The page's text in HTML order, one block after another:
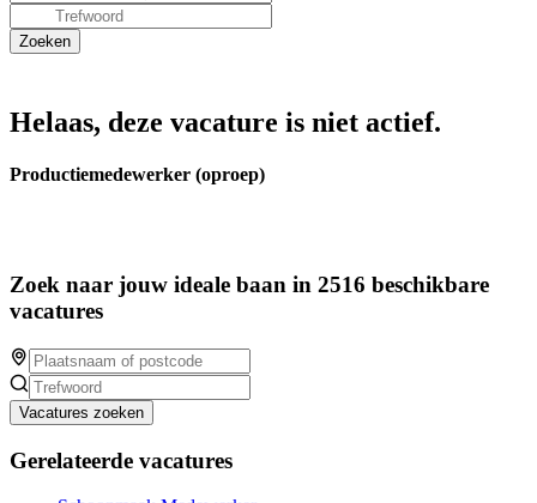
Helaas, deze vacature is niet actief.
Productiemedewerker (oproep)
Zoek naar jouw ideale baan in 2516 beschikbare
vacatures
Vacatures zoeken
Gerelateerde vacatures